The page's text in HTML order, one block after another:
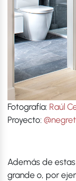
Fotografía: Raúl
Proyecto:
Además de
grande o, por